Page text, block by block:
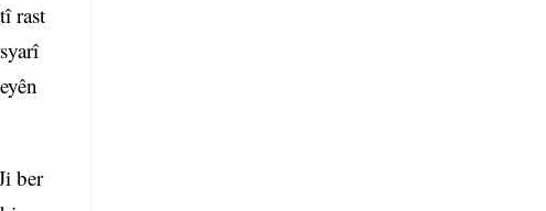
rast
ber